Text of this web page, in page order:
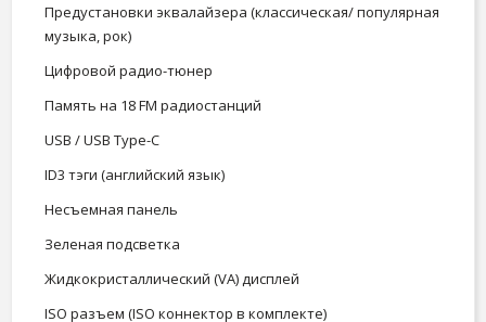
Предустановки эквалайзера (классическая/ популярная
музыка, рок)
Цифровой радио-тюнер
Память на 18 FM радиостанций
USB / USB Type-C
ID3 тэги (английский язык)
Несъемная панель
Зеленая подсветка
Жидкокристаллический (VA) дисплей
ISO разъем (ISO коннектор в комплекте)